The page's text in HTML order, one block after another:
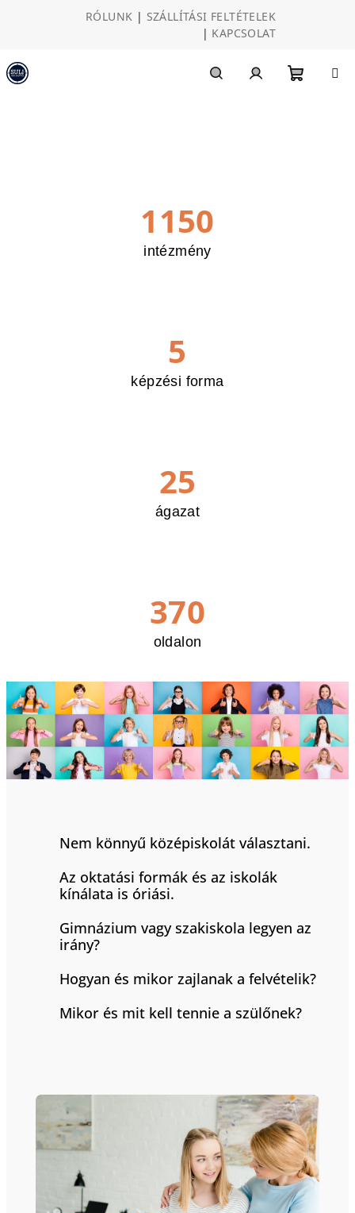
tartalomhoz
RÓLUNK | SZÁLLÍTÁSI FELTÉTELEK
| KAPCSOLAT
1150
intézmény
5
képzési forma
25
ágazat
370
oldalon
Nem könnyű középiskolát választani.
Az oktatási formák és az iskolák
kínálata is óriási.
Gimnázium vagy szakiskola legyen az
irány?
Hogyan és mikor zajlanak a felvételik?
Mikor és mit kell tennie a szülőnek?